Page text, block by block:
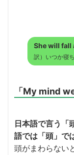
She will fall
訳）いつか寝
「My mind
日本語で言う「
語では「頭」で
頭がまわらない